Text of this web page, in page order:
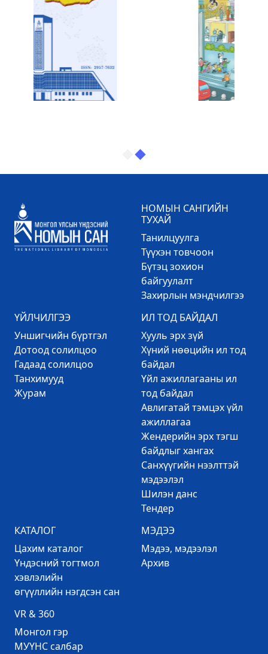
НОМЫН САНГИЙН
ТУХАЙ
Танилцуулга
Түүхэн товчоон
Бүтэц зохион
байгуулалт
Захирлын мэндчилгээ
ҮЙЛЧИЛГЭЭ
Уншигчийн бүртгэл
Дотоод солилцоо
Гадаад солилцоо
Танхимууд
Журам
ИЛ ТОД БАЙДАЛ
Хууль эрх зүй
Хүний нөөцийн ил тод
байдал
Үйл ажиллагааны ил
тод байдал
Авлигатай тэмцэх үйл
ажиллагаа
Жендерийн эрх тэгш
байдлыг хангах
Санхүүгийн нээлттэй
мэдээлэл
Шилэн данс
Тендер
КАТАЛОГ
Цахим каталог
Үндэсний тогтмол
хэвлэлийн
өгүүллийн нэгдсэн сан
МЭДЭЭ
Mэдээ, мэдээлэл
Архив
VR & 360
Mонгол гэр
МУҮНС салбар